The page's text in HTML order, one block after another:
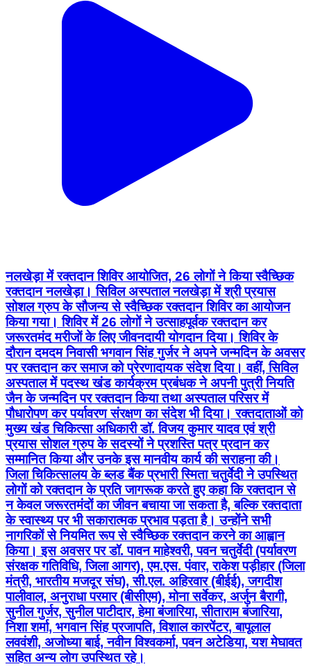
नलखेड़ा में रक्तदान शिविर आयोजित, 26 लोगों ने किया स्वैच्छिक
दौरान दमदम निवासी भगवान सिंह गुर्जर ने अपने जन्मदिन के अवसर
पर रक्तदान कर समाज को प्रेरणादायक संदेश दिया। वहीं, सिविल
अस्पताल में पदस्थ खंड कार्यक्रम प्रबंधक ने अपनी पुत्री नियति
जैन के जन्मदिन पर रक्तदान किया तथा अस्पताल परिसर में
पौधारोपण कर पर्यावरण संरक्षण का संदेश भी दिया। रक्तदाताओं को
मुख्य खंड चिकित्सा अधिकारी डॉ. विजय कुमार यादव एवं श्री
प्रयास सोशल ग्रुप के सदस्यों ने प्रशस्ति पत्र प्रदान कर
सम्मानित किया और उनके इस मानवीय कार्य की सराहना की।
जिला चिकित्सालय के ब्लड बैंक प्रभारी स्मिता चतुर्वेदी ने उपस्थित
लोगों को रक्तदान के प्रति जागरूक करते हुए कहा कि रक्तदान से
न केवल जरूरतमंदों का जीवन बचाया जा सकता है, बल्कि रक्तदाता
के स्वास्थ्य पर भी सकारात्मक प्रभाव पड़ता है। उन्होंने सभी
नागरिकों से नियमित रूप से स्वैच्छिक रक्तदान करने का आह्वान
किया। इस अवसर पर डॉ. पावन माहेश्वरी, पवन चतुर्वेदी (पर्यावरण
संरक्षक गतिविधि, जिला आगर), एम.एस. पंवार, राकेश पड़ीहार (जिला
मंत्री, भारतीय मजदूर संघ), सी.एल. अहिरवार (बीईई), जगदीश
पालीवाल, अनुराधा परमार (बीसीएम), मोना सर्वेकर, अर्जुन बैरागी,
सुनील गुर्जर, सुनील पाटीदार, हेमा बंजारिया, सीताराम बंजारिया,
निशा शर्मा, भगवान सिंह प्रजापति, विशाल कारपेंटर, बापूलाल
लववंशी, अजोध्या बाई, नवीन विश्वकर्मा, पवन अटेडिया, यश मेघावत
सहित अन्य लोग उपस्थित रहे।
Agar, Agar Malwa | Aug 7, 2026